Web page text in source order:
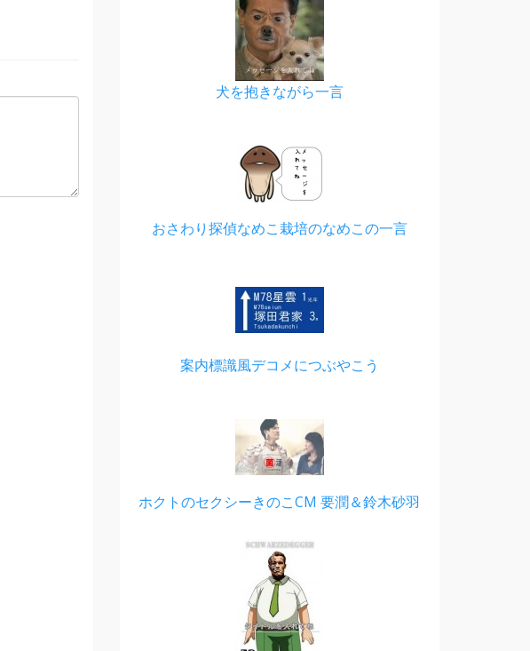
犬を抱きながら一言
おさわり探偵なめこ栽培のなめこの一言
案内標識風デコメにつぶやこう
ホクトのセクシーきのこCM 要潤＆鈴木砂羽